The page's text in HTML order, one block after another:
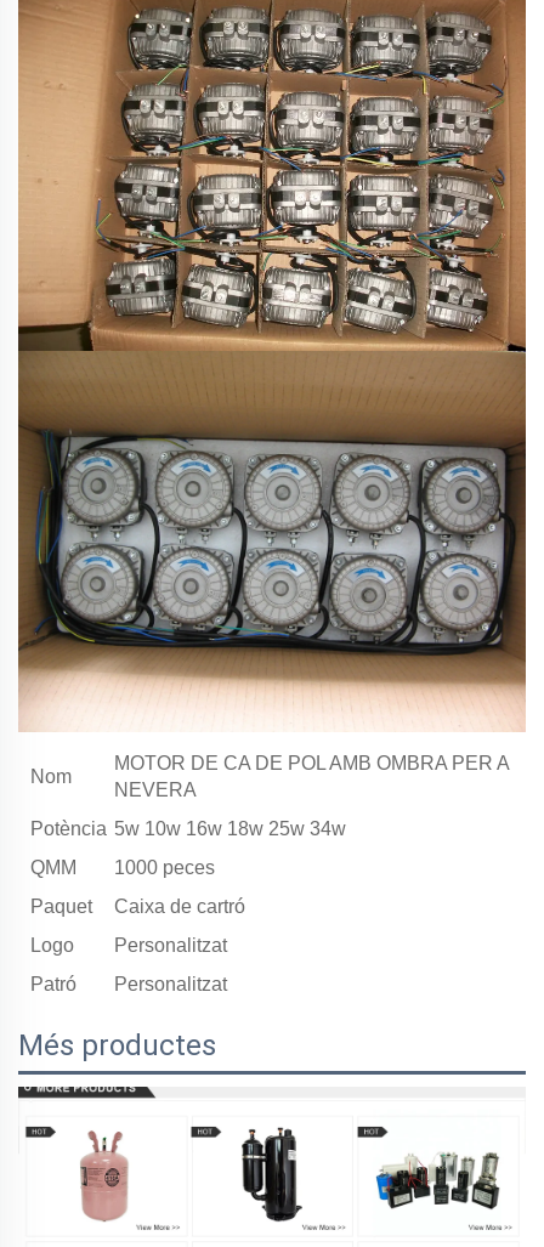
Nom
MOTOR DE CA DE POL AMB OMBRA PER A
NEVERA
Potència 5w 10w 16w 18w 25w 34w
QMM
1000 peces
Paquet
Caixa de cartró
Logo
Personalitzat
Patró
Personalitzat
Més productes